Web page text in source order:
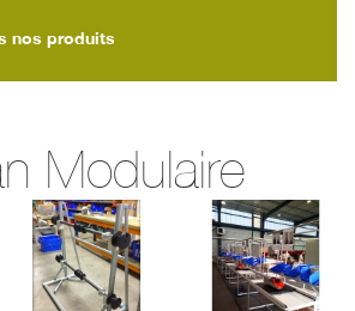
nos produits
Modulaire